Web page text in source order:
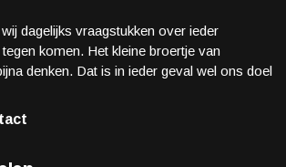
dagelijks vraagstukken over ieder
komen. Het kleine broertje van
denken. Dat is in ieder geval wel ons doel